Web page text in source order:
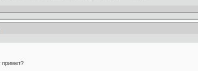
примет?